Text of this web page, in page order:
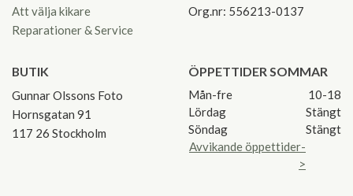
Att välja kikare
Reparationer & Service
Org.nr: 556213-0137
BUTIK
Gunnar Olssons Foto
Hornsgatan 91
117 26 Stockholm
ÖPPETTIDER SOMMAR
Mån-fre
10-18
Lördag
Stängt
Söndag
Stängt
Avvikande öppettider-
>